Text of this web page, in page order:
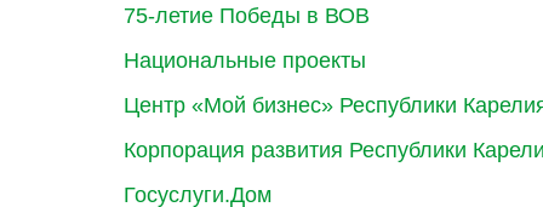
75-летие Победы в ВОВ
Национальные проекты
Центр «Мой бизнес» Республики
Корпорация развития Республики
Госуслуги.Дом